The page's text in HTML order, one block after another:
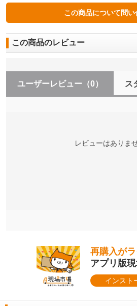
この商品のレビュー
ユーザーレビュー （0） ス
レビューはありませ
再購入が
アプリ版
インスト